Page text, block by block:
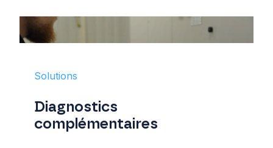
Solutions
Diagnostics
complémentaires